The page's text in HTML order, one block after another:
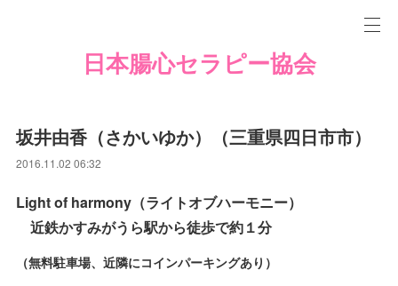
日本腸心セラピー協会
坂井由香（さかいゆか）（三重県四日市市）
2016.11.02 06:32
Light of harmony（ライトオブハーモニー）
近鉄かすみがうら駅から徒歩で約１分
（無料駐車場、近隣にコインパーキングあり）